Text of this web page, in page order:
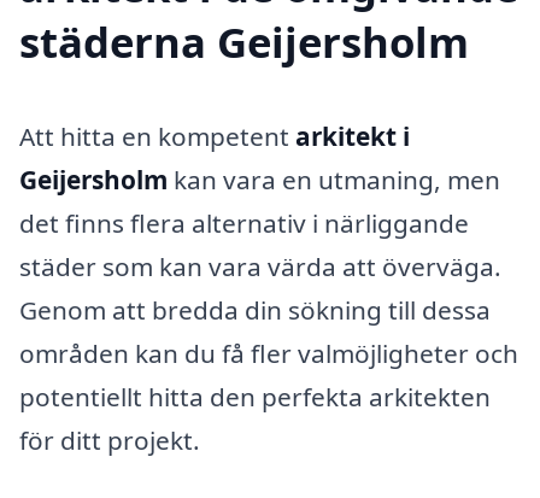
städerna Geijersholm
Att hitta en kompetent arkitekt i
Geijersholm kan vara en utmaning, men
det finns flera alternativ i närliggande
städer som kan vara värda att överväga.
Genom att bredda din sökning till dessa
områden kan du få fler valmöjligheter och
potentiellt hitta den perfekta arkitekten
för ditt projekt.